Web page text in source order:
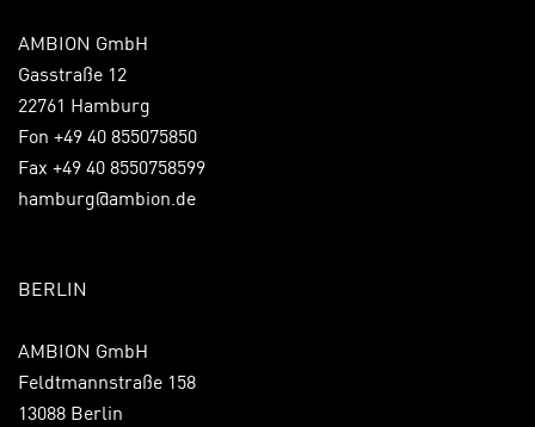
AMBION GmbH
Gasstraße 12
22761 Hamburg
Fon +49 40 855075850
Fax +49 40 8550758599
hamburg@ambion.de
BERLIN
AMBION GmbH
Feldtmannstraße 158
13088 Berlin